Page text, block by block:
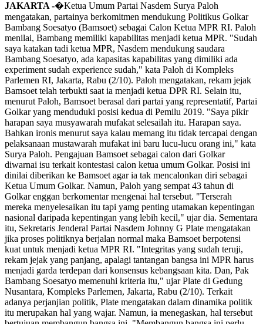
JAKARTA -�Ketua Umum Partai Nasdem Surya Paloh
mengatakan, partainya berkomitmen mendukung Politikus Golkar
Bambang Soesatyo (Bamsoet) sebagai Calon Ketua MPR RI. Paloh
menilai, Bambang memiliki kapabilitas menjadi ketua MPR. "Sudah
saya katakan tadi ketua MPR, Nasdem mendukung saudara
Bambang Soesatyo, ada kapasitas kapabilitas yang dimiliki ada
experiment sudah experience sudah," kata Paloh di Kompleks
Parlemen RI, Jakarta, Rabu (2/10). Paloh mengatakan, rekam jejak
Bamsoet telah terbukti saat ia menjadi ketua DPR RI. Selain itu,
menurut Paloh, Bamsoet berasal dari partai yang representatif, Partai
Golkar yang menduduki posisi kedua di Pemilu 2019. "Saya pikir
harapan saya musyawarah mufakat selesailah itu. Harapan saya.
Bahkan ironis menurut saya kalau memang itu tidak tercapai dengan
pelaksanaan mustawarah mufakat ini baru lucu-lucu orang ini," kata
Surya Paloh. Pengajuan Bamsoet sebagai calon dari Golkar
diwarnai isu terkait kontestasi calon ketua umum Golkar. Posisi ini
dinilai diberikan ke Bamsoet agar ia tak mencalonkan diri sebagai
Ketua Umum Golkar. Namun, Paloh yang sempat 43 tahun di
Golkar enggan berkomentar mengenai hal tersebut. "Terserah
mereka menyelesaikan itu tapi yamg penting utamakan kepentingan
nasional daripada kepentingan yang lebih kecil," ujar dia. Sementara
itu, Sekretaris Jenderal Partai Nasdem Johnny G Plate mengatakan
jika proses politiknya berjalan normal maka Bamsoet berpotensi
kuat untuk menjadi ketua MPR RI. "Integritas yang sudah teruji,
rekam jejak yang panjang, apalagi tantangan bangsa ini MPR harus
menjadi garda terdepan dari konsensus kebangsaan kita. Dan, Pak
Bambang Soesatyo memenuhi kriteria itu," ujar Plate di Gedung
Nusantara, Kompleks Parlemen, Jakarta, Rabu (2/10). Terkait
adanya perjanjian politik, Plate mengatakan dalam dinamika politik
itu merupakan hal yang wajar. Namun, ia menegaskan, hal tersebut